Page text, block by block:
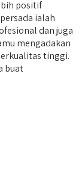
positif
ialah
dan juga
mengadakan
tinggi.
buat